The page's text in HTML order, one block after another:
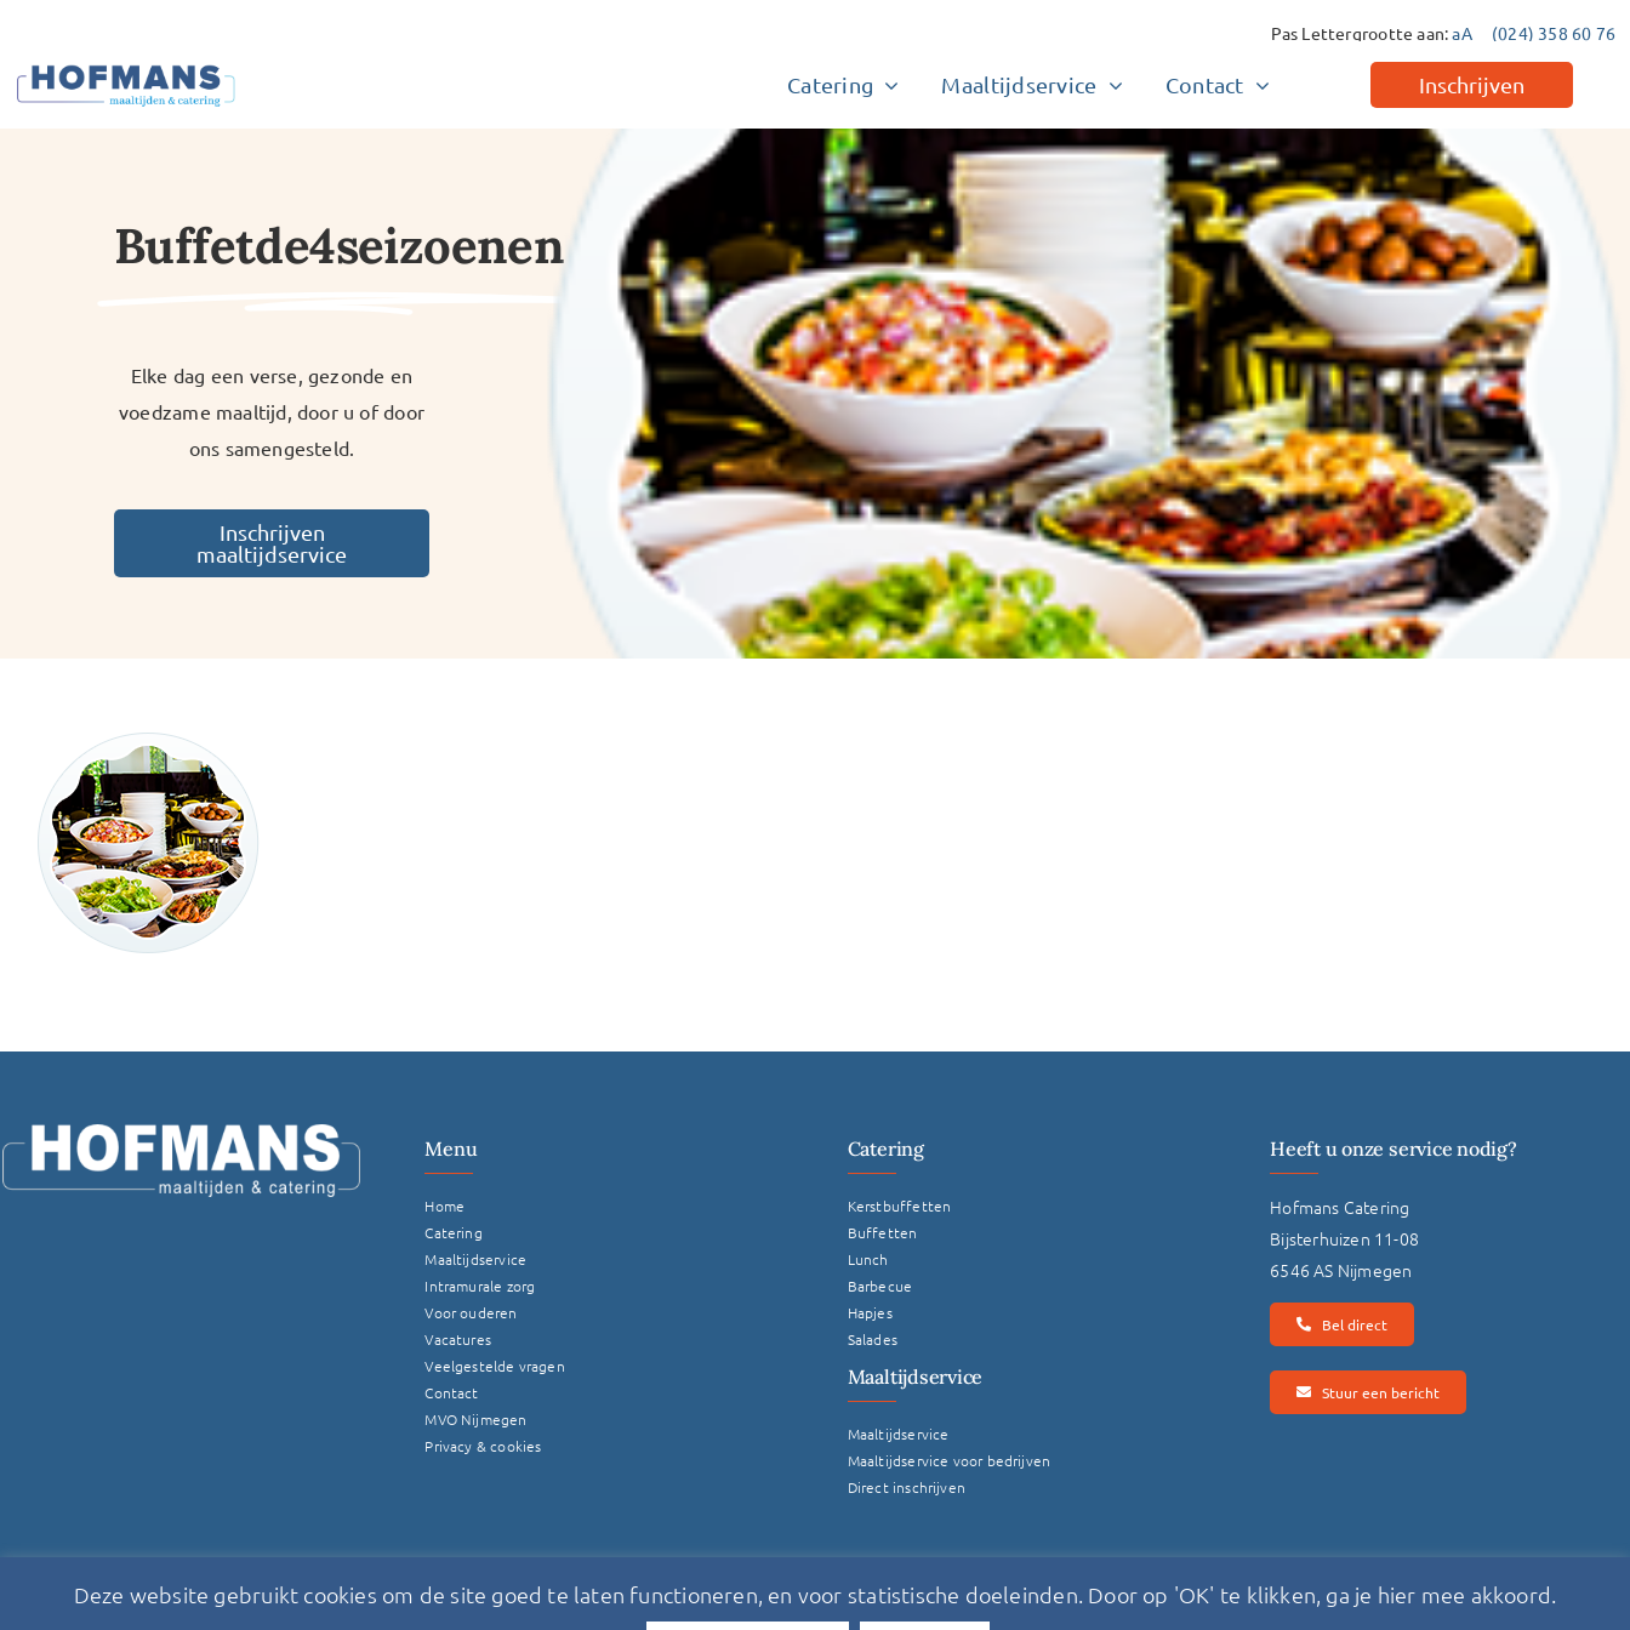
inhoud
Pas Lettergrootte aan:aA (024) 358 60 76
Catering Maaltijdservice Contact Inschrijven
Buffetde4seizoenen
Elke dag een verse, gezonde en
voedzame maaltijd, door u of door
ons samengesteld.
Inschrijven
maaltijdservice
Menu
Home
Catering
Maaltijdservice
Intramurale zorg
Voor ouderen
Vacatures
Veelgestelde vragen
Contact
MVO Nijmegen
Privacy & cookies
Catering
Kerstbuffetten
Buffetten
Lunch
Barbecue
Hapjes
Salades
Maaltijdservice
Maaltijdservice
Maaltijdservice voor bedrijven
Direct inschrijven
Heeft u onze service nodig?
Hofmans Catering
Bijsterhuizen 11-08
6546 AS Nijmegen
Bel direct
Stuur een bericht
Deze website is gemaakt door Factor Blue BV
Deze website gebruikt cookies om de site goed te laten functioneren, en voor statistische doeleinden. Door op 'OK' te klikken, ga je hier mee akkoord.